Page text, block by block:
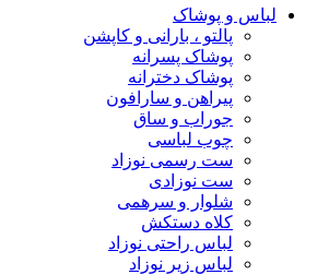
لباس و پوشاک
پالتو ، بارانی و کاپشن
پوشاک پسرانه
پوشاک دخترانه
پیراهن و سارافون
جوراب و ساق
چوب لباسی
ست رسمی نوزاد
ست نوزادی
شلوار و سرهمی
کلاه دستکش
لباس راحتی نوزاد
لباس زیر نوزاد